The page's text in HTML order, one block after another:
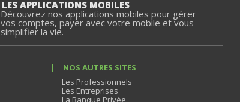
LES APPLICATIONS MOBILES
Découvrez nos applications mobiles pour gérer
vos comptes, payer avec votre mobile et vous
simplifier la vie.
NOS AUTRES SITES
Les Professionnels
Les Entreprises
La Banque Privée